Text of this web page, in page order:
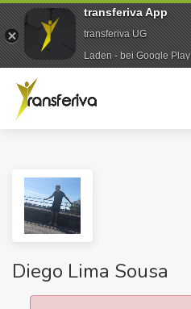
Diego Lima Sousa
transferiva App
transferiva UG
Laden - bei Google Play